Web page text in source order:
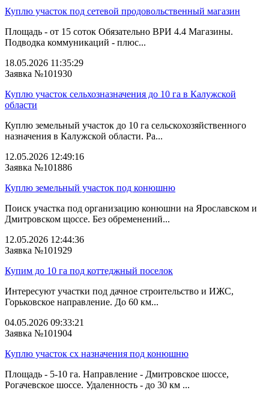
Куплю участок под сетевой продовольственный магазин
Площадь - от 15 соток Обязательно ВРИ 4.4 Магазины.
Подводка коммуникаций - плюс...
18.05.2026 11:35:29
Заявка №101930
Куплю участок сельхозназначения до 10 га в Калужской
области
Куплю земельный участок до 10 га сельскохозяйственного
назначения в Калужской области. Ра...
12.05.2026 12:49:16
Заявка №101886
Куплю земельный участок под конюшню
Поиск участка под организацию конюшни на Ярославском и
Дмитровском щоссе. Без обременений...
12.05.2026 12:44:36
Заявка №101929
Купим до 10 га под коттеджный поселок
Интересуют участки под дачное строительство и ИЖС,
Горьковское направление. До 60 км...
04.05.2026 09:33:21
Заявка №101904
Куплю участок сх назначения под конюшню
Площадь - 5-10 га. Направление - Дмитровское шоссе,
Рогачевское шоссе. Удаленность - до 30 км ...